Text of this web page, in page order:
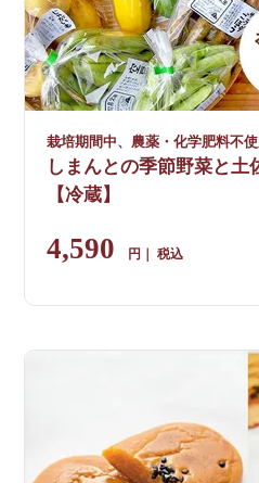
栽培期間中、農薬・化学肥料不使
しまんとの季節野菜と土
【冷蔵】
4,590 税込